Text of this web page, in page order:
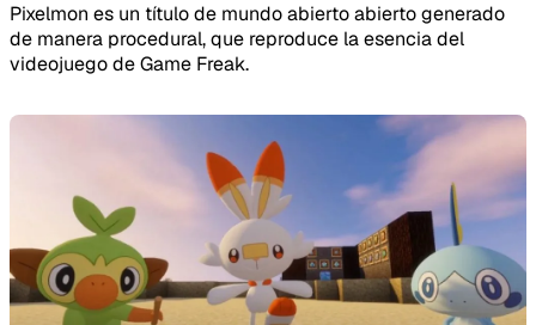
Pixelmon es un título de mundo abierto abierto generado
de manera procedural, que reproduce la esencia del
videojuego de Game Freak.